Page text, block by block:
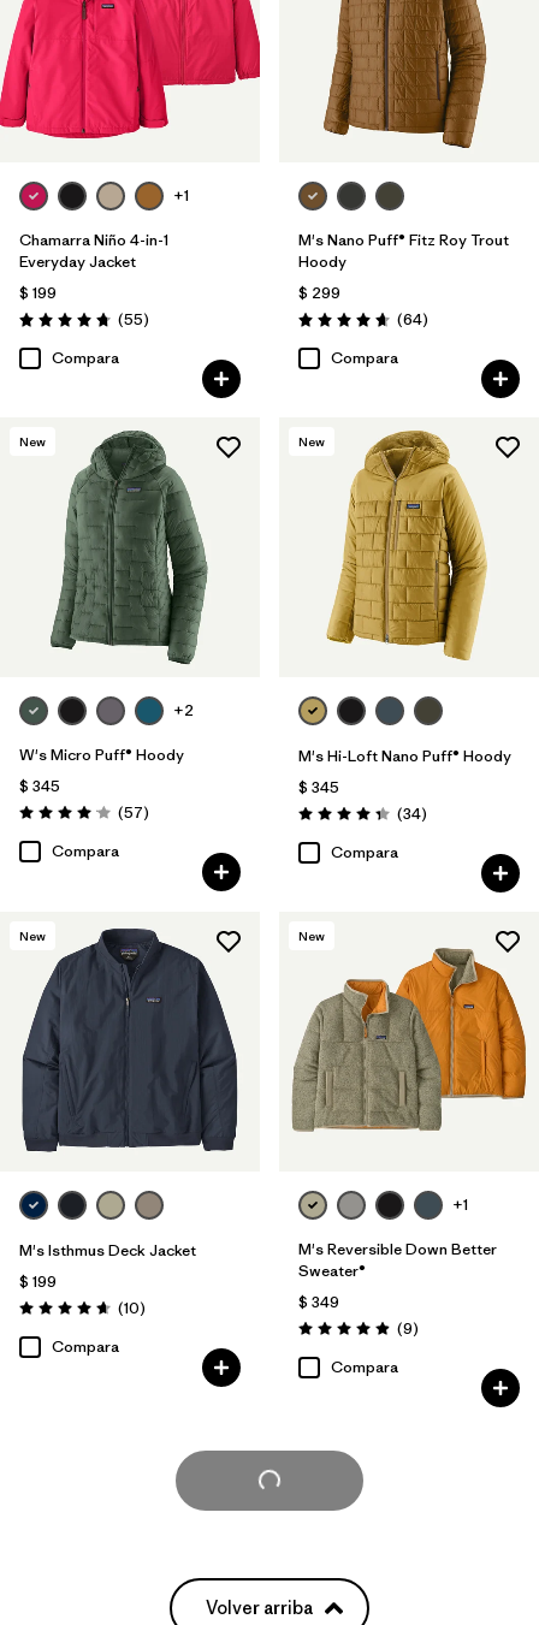
+1
Chamarra Niño 4-in-1
Everyday Jacket
$ 199
Valoración: 4.7 / 5
(55Comentarios
)
Compara
M's Nano Puff® Fitz Roy Trout
Hoody
$ 299
Valoración: 4.7 / 5
(64Comentarios
)
Compara
New
+2
W's Micro Puff® Hoody
$ 345
Valoración: 4.1 / 5
(57Comentarios
)
Compara
New
M's Hi-Loft Nano Puff® Hoody
$ 345
Valoración: 4.3 / 5
(34Comentarios
)
Compara
New
M's Isthmus Deck Jacket
$ 199
Valoración: 4.7 / 5
(10Comentarios
)
Compara
New
+1
M's Reversible Down Better
Sweater®
$ 349
Valoración: 4.9 / 5
(9Comentarios
)
Compara
Cargar Más
Volver arriba